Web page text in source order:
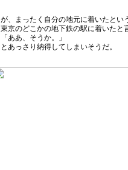
が、まったく自分の地元に着いたとい
東京のどこかの地下鉄の駅に着いたと
「ああ、そうか。」
とあっさり納得してしまいそうだ。